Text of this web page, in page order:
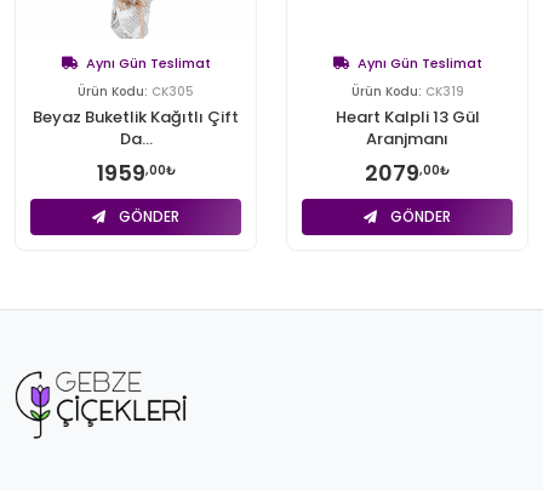
Aynı Gün Teslimat
Ürün Kodu: CK305
Beyaz Buketlik Kağıtlı Çift
Da...
1959,00₺
GÖNDER
Aynı Gün Teslimat
Ürün Kodu: CK319
Heart Kalpli 13 Gül
Aranjmanı
2079,00₺
GÖNDER